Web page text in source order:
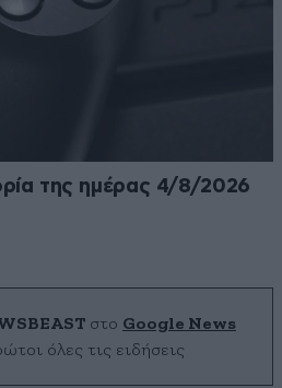
της ημέρας 4/8/2026
στο Google News
όλες τις ειδήσεις